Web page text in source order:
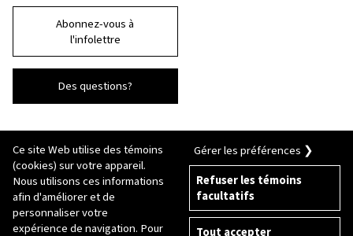
Abonnez-vous à
l'infolettre
Des questions?
© 2026 Université Laval
Tous droits réservés
Conditions générales d'utilisation
Fraude en ligne
Ce site Web utilise des témoins
(cookies) sur votre appareil.
Nous utilisons ces informations
afin d'améliorer et de
personnaliser votre
expérience de navigation. Pour
Gérer les préférences ❯
Refuser les témoins
facultatifs
Tout accepter